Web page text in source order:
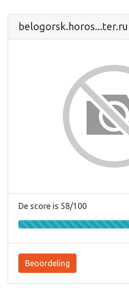
belogorsk.horos...ter.ru
De score is 58/100
Beoordeling